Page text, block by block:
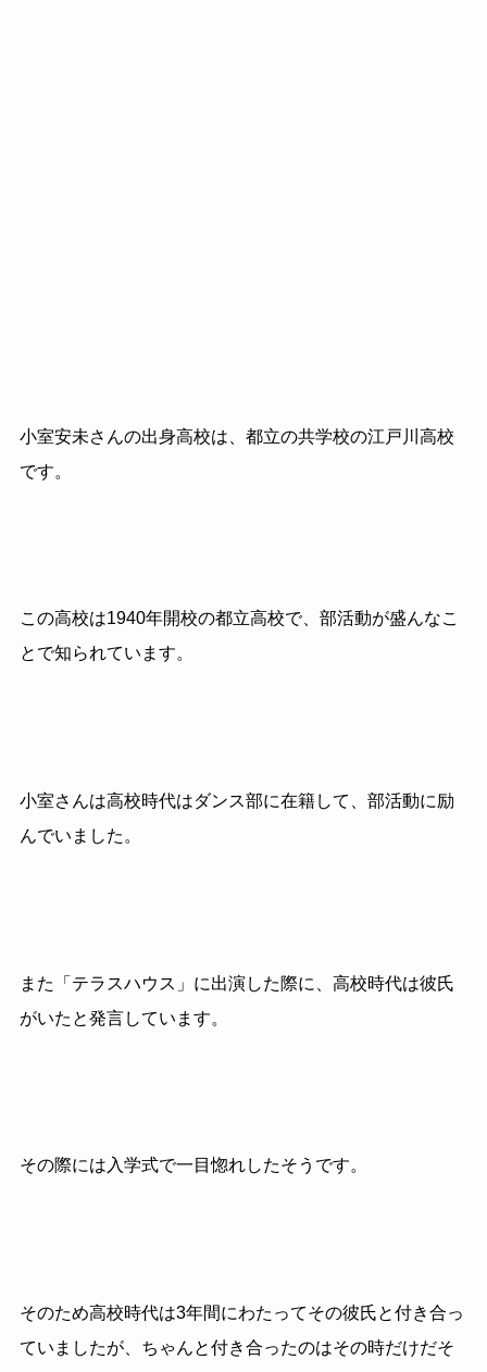
小室安未さんの出身高校は、都立の共学校の江戸川高校
です。
この高校は1940年開校の都立高校で、部活動が盛んなこ
とで知られています。
小室さんは高校時代はダンス部に在籍して、部活動に励
んでいました。
また「テラスハウス」に出演した際に、高校時代は彼氏
がいたと発言しています。
その際には入学式で一目惚れしたそうです。
そのため高校時代は3年間にわたってその彼氏と付き合っ
ていましたが、ちゃんと付き合ったのはその時だけだそ